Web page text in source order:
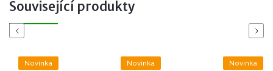
Související produkty
Previous
Novinka Novinka Novinka
Next